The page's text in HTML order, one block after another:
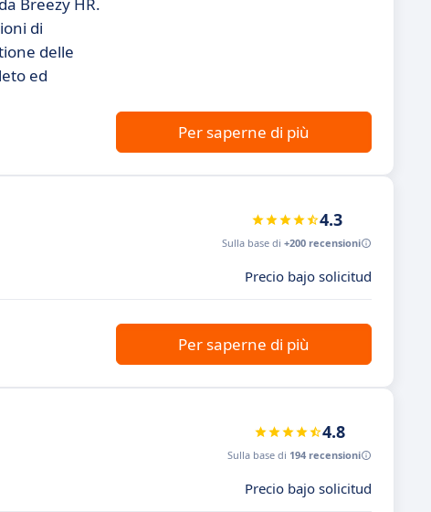
di
delle
ed
Per saperne di più
4.3
Sulla base di +200 recensioni
Precio bajo solicitud
Per saperne di più
4.8
Sulla base di 194 recensioni
Precio bajo solicitud